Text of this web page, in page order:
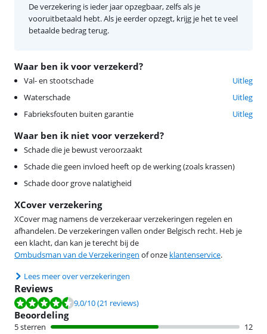
Waar ben ik voor verzekerd?
Val- en stootschade
Uitleg
Waterschade
Uitleg
Fabrieksfouten buiten garantie
Uitleg
Waar ben ik niet voor verzekerd?
Schade die je bewust veroorzaakt
Schade die geen invloed heeft op de werking (zoals krassen)
Schade door grove nalatigheid
XCover verzekering
XCover mag namens de verzekeraar verzekeringen regelen en
afhandelen. De verzekeringen vallen onder Belgisch recht. Heb je
een klacht, dan kan je terecht bij de
Ombudsman van de Verzekeringen of onze klantenservice.
Lees meer over verzekeringen
De verzekering is ieder jaar opzegbaar, zelfs als je
vooruitbetaald hebt. Als je eerder opzegt, krijg je het te veel
betaalde bedrag terug.
Reviews
Beoordeling is 9,0 van de 10, gebaseerd op 21 reviews.
9,0/10(21 reviews)
Beoordeling
5 sterren
12